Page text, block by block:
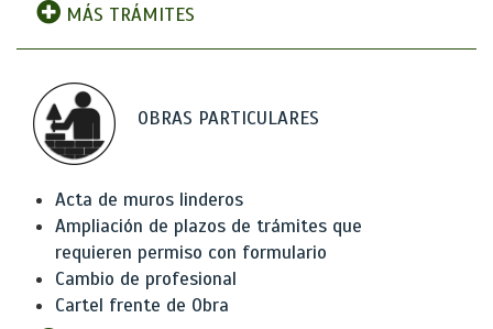
MÁS TRÁMITES
OBRAS PARTICULARES
Acta de muros linderos
Ampliación de plazos de trámites que
requieren permiso con formulario
Cambio de profesional
Cartel frente de Obra